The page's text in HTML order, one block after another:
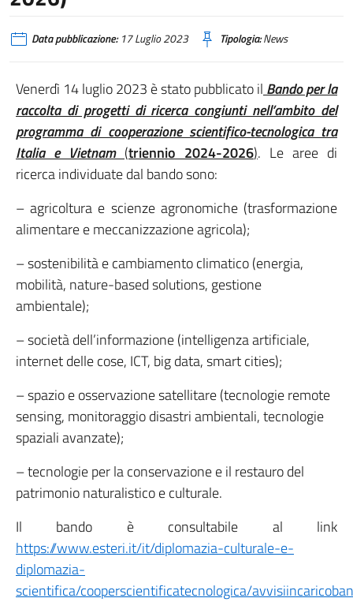
Data pubblicazione:17 Luglio 2023 Tipologia:News
Venerdì 14 luglio 2023 è stato pubblicato il Bando per la
raccolta di progetti di ricerca congiunti nell’ambito del
programma di cooperazione scientifico-tecnologica tra
Italia e Vietnam (triennio 2024-2026). Le aree di
ricerca individuate dal bando sono:
– agricoltura e scienze agronomiche (trasformazione
alimentare e meccanizzazione agricola);
– sostenibilità e cambiamento climatico (energia,
mobilità, nature-based solutions, gestione
ambientale);
– società dell’informazione (intelligenza artificiale,
internet delle cose, ICT, big data, smart cities);
– spazio e osservazione satellitare (tecnologie remote
sensing, monitoraggio disastri ambientali, tecnologie
spaziali avanzate);
– tecnologie per la conservazione e il restauro del
patrimonio naturalistico e culturale.
Il bando è consultabile al link
https://www.esteri.it/it/diplomazia-culturale-e-
diplomazia-
scientifica/cooperscientificatecnologica/